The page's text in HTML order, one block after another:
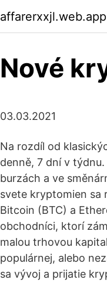
affarerxxjl.web.app
Nové
03.03.2021
Na rozdíl od
denně, 7 dní v
burzách a ve
svete kryptomien sa
Bitcoin (BTC) a
obchodníci, ktorí
malou trhovou
populárnej, alebo
sa vývoj a prijatie